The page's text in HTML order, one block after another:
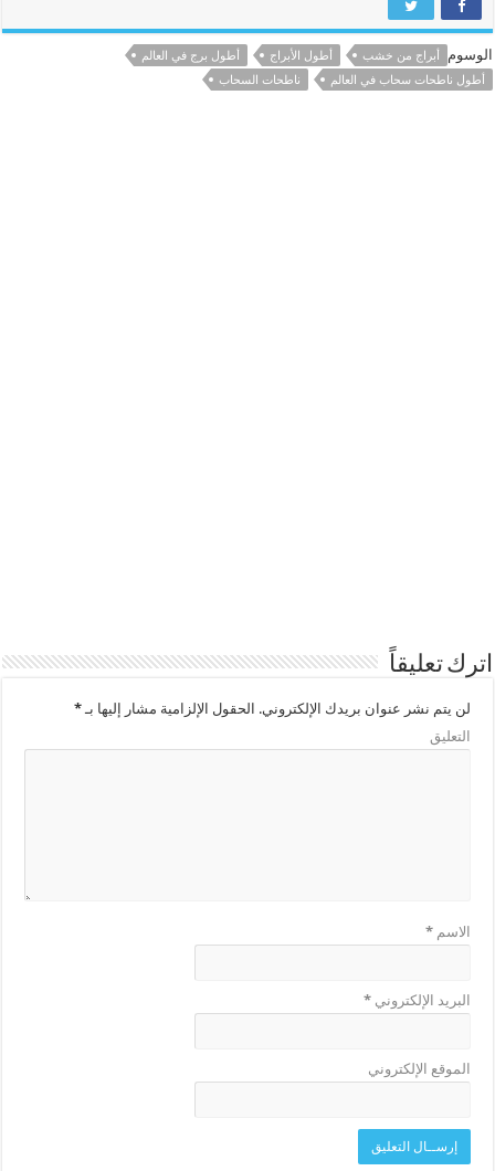
الوسوم أبراج من خشب أطول الأبراج
أطول برج في العالم
أطول ناطحات سحاب في العالم
ناطحات السحاب
اترك تعليقاً
لن يتم نشر عنوان بريدك الإلكتروني.الحقول الإلزامية مشار إليها بـ *
التعليق
الاسم *
البريد الإلكتروني *
الموقع الإلكتروني